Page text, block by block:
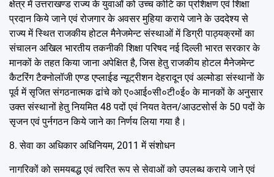
क्षेत्र में उत्तराखण्ड राज्य के युवाओं को उच्च कोटि का प्रशिक्षण एवं शिक्षा
प्रदान किये जाने एवं रोजगार के अवसर मुहिया कराये जाने के उददेश्य से
राज्य में स्थित राजकीय होटल मैनेजमेन्ट संस्थाओं में डिग्री पाठ्यक्रमों का
संचालन अखिल भारतीय तकनीकी शिक्षा परिषद नई दिल्ली भारत सरकार के
मानकों के तहत किया जाना अपेक्षित है, जिस हेतु राजकीय होटल मैनेजमेन्ट
कैटरिंग टैक्नोलॉजी एण्ड एप्लाईड न्यूट्रीशन देहरादून एवं अल्मोडा संस्थानों के
पूर्व में सृजित संगठनात्मक ढांचे को ए०आई०सी०टी०ई० के मानकों के अनुसार
उक्त संस्थानों हेतु नियमित 48 पदों एवं नियत वेतन/आउटसोर्स के 50 पदों के
सृजन एवं पुर्नगठन किये जाने का निर्णय लिया गया है।
8. सेवा का अधिकार अधिनियम, 2011 में संशोधन
नागरिकों को समयबद्ध एवं त्वरित रूप से सेवाओं को उपलब्ध कराये जाने एवं